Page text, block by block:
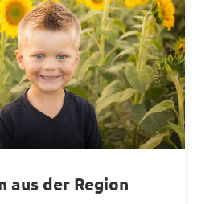
aus der Region